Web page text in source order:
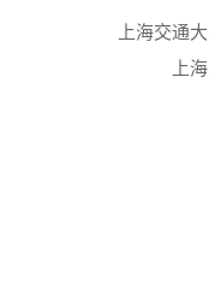
上海交通
上